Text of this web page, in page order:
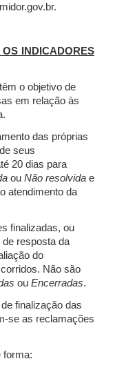
INDICADORES
o objetivo de
em relação às
das próprias
seus
20 dias para
ou Não resolvida e
atendimento da
finalizadas, ou
resposta da
do
Não são
ou Encerradas.
finalização das
se as reclamações
forma: